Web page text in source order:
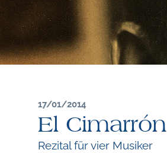
17/01/2014
El Cimarrón
Rezital für vier Musiker